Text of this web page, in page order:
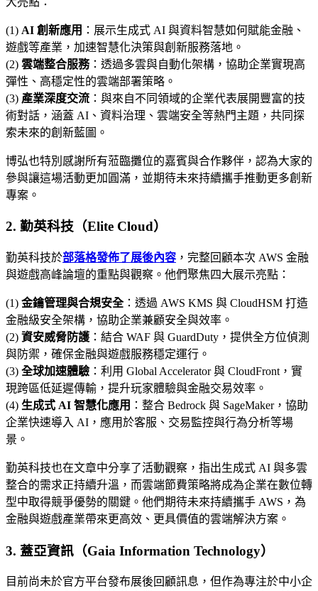
(1) AI 創新應用 ：展示生成式 AI 與資料智慧如何賦能金融、
遊戲等產業，加速智慧化決策與創新服務落地。
(2) 雲端整合服務：透過多雲與自動化架構，協助企業實現高
彈性、高穩定性的雲端部署策略。
(3) 產業深度交流 ：與來自不同領域的企業代表展開豐富的技
術對話，涵蓋 AI、資料治理、雲端安全等熱門主題，共同探
索未來的創新藍圖。
博弘也特別感謝所有蒞臨攤位的嘉賓與合作夥伴，認為大家的
參與讓這場活動更加圓滿，並期待未來持續攜手推動更多創新
專案。
2. 勤英科技（Elite Cloud）
勤英科技於部落格發佈了展後內容 ，完整回顧本次 AWS 金融
與遊戲高峰論壇的重點與觀察。他們聚焦四大展示亮點：
(1) 金鑰管理與合規安全：透過 AWS KMS 與 CloudHSM 打造
金融級安全架構，協助企業兼顧安全與效率。
(2) 資安威脅防護 ：結合 WAF 與 GuardDuty，提供全方位偵測
與防禦，確保金融與遊戲服務穩定運行。
(3) 全球加速體驗 ：利用 Global Accelerator 與 CloudFront，實
現跨區低延遲傳輸，提升玩家體驗與金融交易效率。
(4) 生成式 AI 智慧化應用 ：整合 Bedrock 與 SageMaker，協助
企業快速導入 AI，應用於客服、交易監控與行為分析等場
景。
勤英科技也在文章中分享了活動觀察，指出生成式 AI 與多雲
整合的需求正持續升溫，而雲端節費策略將成為企業在數位轉
型中取得競爭優勢的關鍵。他們期待未來持續攜手 AWS，為
金融與遊戲產業帶來更高效、更具價值的雲端解決方案。
3. 蓋亞資訊（Gaia Information Technology）
目前尚未於官方平台發布展後回顧訊息，但作為專注於中小企